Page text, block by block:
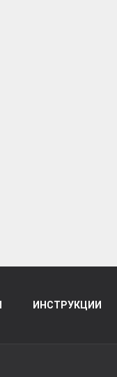
ИНСТРУКЦИИ